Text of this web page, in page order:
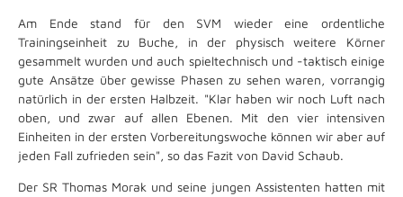
Am Ende stand für den SVM wieder eine ordentliche
Trainingseinheit zu Buche, in der physisch weitere Körner
gesammelt wurden und auch spieltechnisch und -taktisch einige
gute Ansätze über gewisse Phasen zu sehen waren, vorrangig
natürlich in der ersten Halbzeit. "Klar haben wir noch Luft nach
oben, und zwar auf allen Ebenen. Mit den vier intensiven
Einheiten in der ersten Vorbereitungswoche können wir aber auf
jeden Fall zufrieden sein", so das Fazit von David Schaub.
Der SR Thomas Morak und seine jungen Assistenten hatten mit